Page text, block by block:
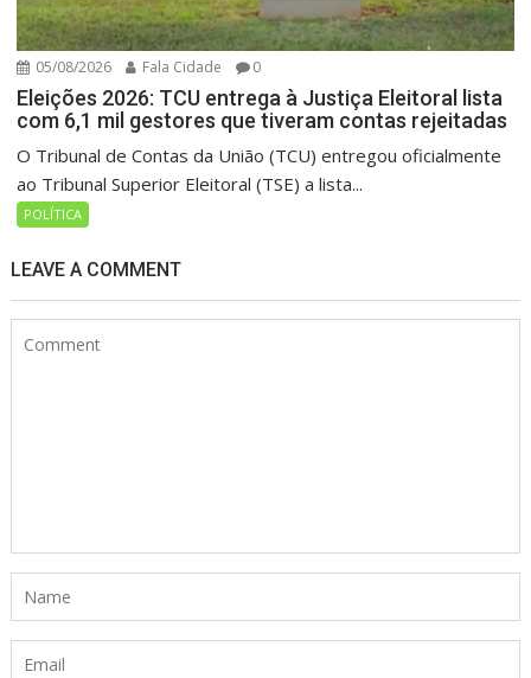
05/08/2026 Fala Cidade 0
Eleições 2026: TCU entrega à Justiça Eleitoral lista
com 6,1 mil gestores que tiveram contas rejeitadas
O Tribunal de Contas da União (TCU) entregou oficialmente
ao Tribunal Superior Eleitoral (TSE) a lista...
POLÍTICA
LEAVE A COMMENT